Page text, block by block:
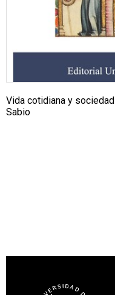
Vida cotidiana y
Sabio